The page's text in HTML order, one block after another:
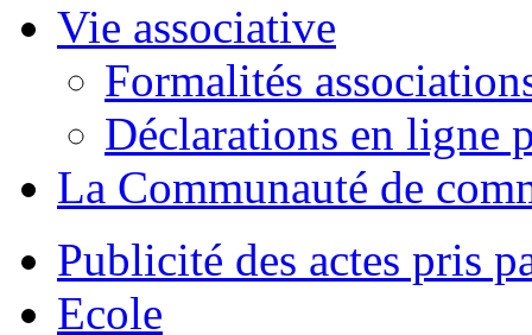
Vie associative
Formalités
Déclarations en ligne
La Communauté de
Publicité des actes pris
Ecole